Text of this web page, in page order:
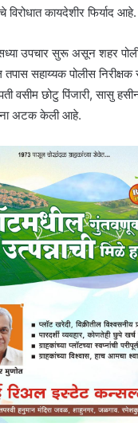
विरोधात कायदेशीर फिर्याद आहे.
उपचार सुरू असून शहर
सहाय्यक पोलीस निरीक्षक
वसीम छोटु पिंजारी, सासु
अटक केली आहे.